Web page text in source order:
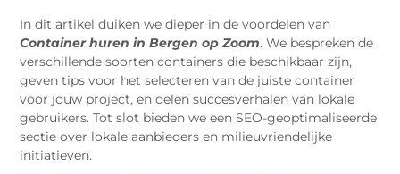
In dit artikel duiken we dieper in de voordelen van
Container huren in Bergen op Zoom. We bespreken de
verschillende soorten containers die beschikbaar zijn,
geven tips voor het selecteren van de juiste container
voor jouw project, en delen succesverhalen van lokale
gebruikers. Tot slot bieden we een SEO-geoptimaliseerde
sectie over lokale aanbieders en milieuvriendelijke
initiatieven.